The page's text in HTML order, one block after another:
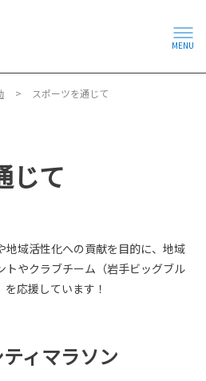
MENU
スポーツを通じて
じて
地域活性化への貢献を目的に、地域
トやクラブチーム（岩手ビッグブル
応援しています！
ィマラソン